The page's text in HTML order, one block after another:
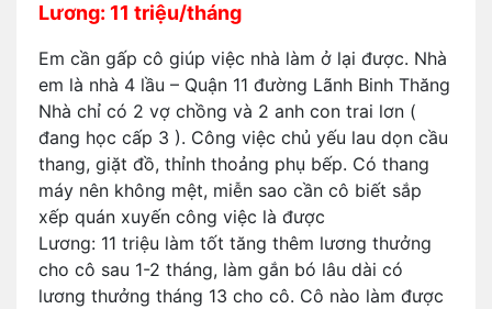
Lương: 11 triệu/tháng
Em cần gấp cô giúp việc nhà làm ở lại được. Nhà
em là nhà 4 lầu – Quận 11 đường Lãnh Binh Thăng
Nhà chỉ có 2 vợ chồng và 2 anh con trai lơn (
đang học cấp 3 ). Công việc chủ yếu lau dọn cầu
thang, giặt đồ, thỉnh thoảng phụ bếp. Có thang
máy nên không mệt, miễn sao cần cô biết sắp
xếp quán xuyến công việc là được
Lương: 11 triệu làm tốt tăng thêm lương thưởng
cho cô sau 1-2 tháng, làm gắn bó lâu dài có
lương thưởng tháng 13 cho cô. Cô nào làm được